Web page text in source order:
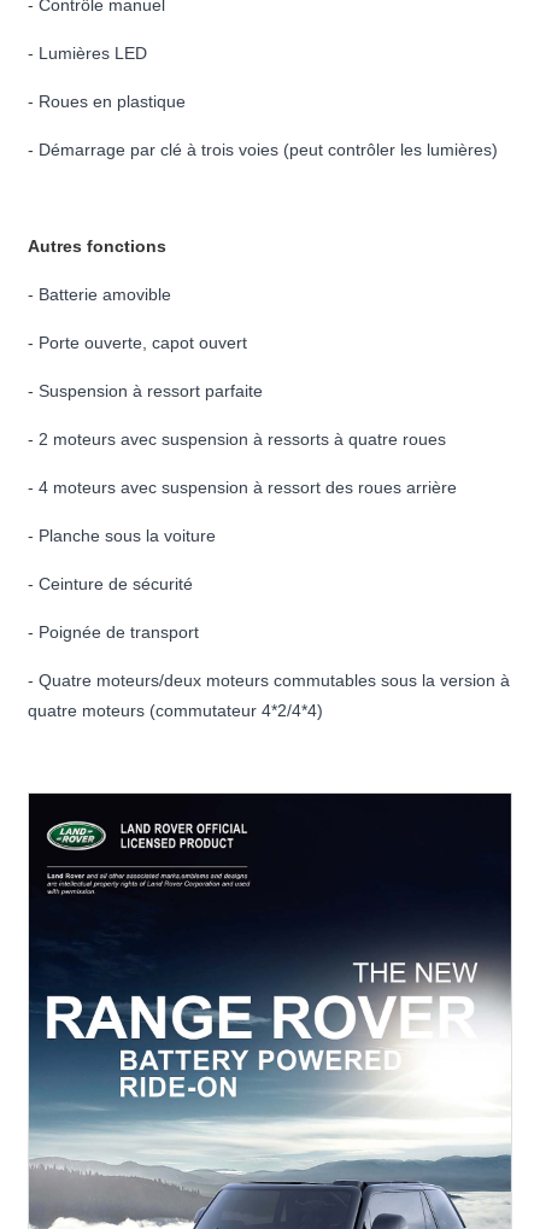
- Contrôle manuel
- Lumières LED
- Roues en plastique
- Démarrage par clé à trois voies (peut contrôler les lumières)
Autres fonctions
- Batterie amovible
- Porte ouverte, capot ouvert
- Suspension à ressort parfaite
- 2 moteurs avec suspension à ressorts à quatre roues
- 4 moteurs avec suspension à ressort des roues arrière
- Planche sous la voiture
- Ceinture de sécurité
- Poignée de transport
- Quatre moteurs/deux moteurs commutables sous la version à
quatre moteurs (commutateur 4*2/4*4)